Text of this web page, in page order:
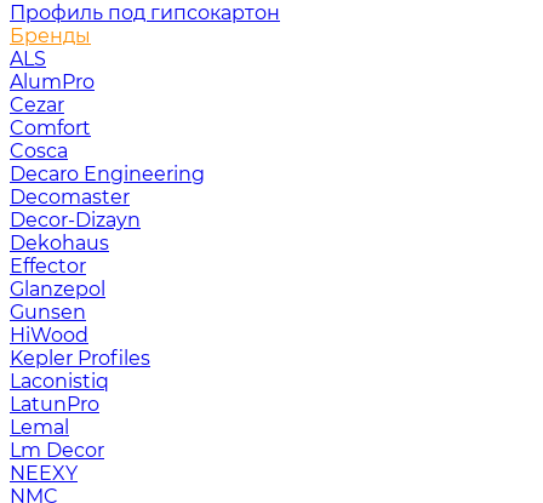
Профиль под гипсокартон
Бренды
ALS
AlumPro
Cezar
Comfort
Cosca
Decaro Engineering
Decomaster
Decor-Dizayn
Dekohaus
Effector
Glanzepol
Gunsen
HiWood
Kepler Profiles
Laconistiq
LatunPro
Lemal
Lm Decor
NEEXY
NMC